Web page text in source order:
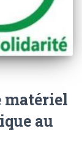
matériel
au